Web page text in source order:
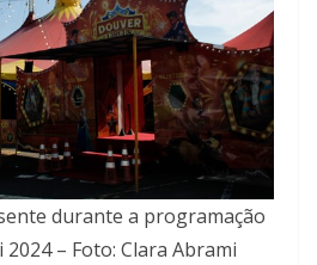
durante a programação
– Foto: Clara Abrami